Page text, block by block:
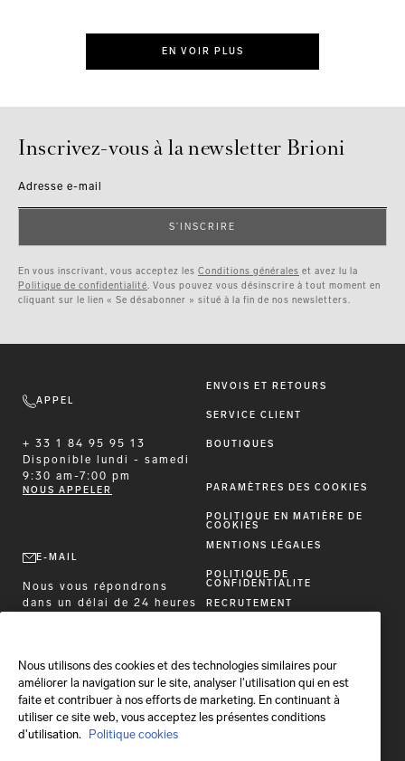
EN VOIR PLUS
Inscrivez-vous à la newsletter Brioni
Adresse e-mail
S’INSCRIRE
En vous inscrivant, vous acceptez les Conditions générales et avez lu la
Politique de confidentialité. Vous pouvez vous désinscrire à tout moment en
cliquant sur le lien « Se désabonner » situé à la fin de nos newsletters.
APPEL
+ 33 1 84 95 95 13
Disponible
lundi - samedi
9:30 am-7:00 pm
NOUS APPELER
E-MAIL
Nous vous répondrons
dans un délai de 24 heures
ENVOIS ET RETOURS
SERVICE CLIENT
BOUTIQUES
PARAMÈTRES DES COOKIES
POLITIQUE EN MATIÈRE DE
COOKIES
MENTIONS LÉGALES
POLITIQUE DE
CONFIDENTIALITE
RECRUTEMENT
ACCESSIBILITY STATEMENT
SUIVRE BRIONI
Nous utilisons des cookies et des technologies similaires pour
améliorer la navigation sur le site, analyser l'utilisation qui en est
faite et contribuer à nos efforts de marketing. En continuant à
utiliser ce site web, vous acceptez les présentes conditions
d'utilisation.
Politique cookies